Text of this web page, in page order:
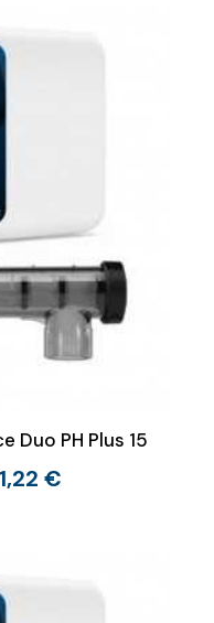
Duo PH Plus 15
€